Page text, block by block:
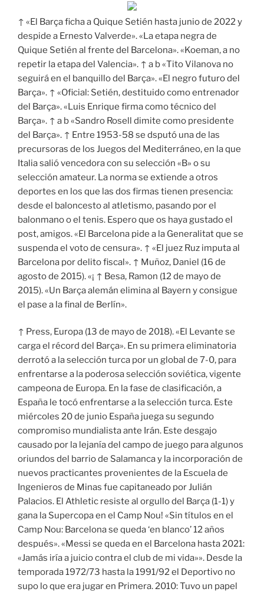
↑ «El Barça ficha a Quique Setién hasta junio de 2022 y
despide a Ernesto Valverde». «La etapa negra de
Quique Setién al frente del Barcelona». «Koeman, a no
repetir la etapa del Valencia». ↑ a b «Tito Vilanova no
seguirá en el banquillo del Barça». «El negro futuro del
Barça». ↑ «Oficial: Setién, destituido como entrenador
del Barça». «Luis Enrique firma como técnico del
Barça». ↑ a b «Sandro Rosell dimite como presidente
del Barça». ↑ Entre 1953-58 se dsputó una de las
precursoras de los Juegos del Mediterráneo, en la que
Italia salió vencedora con su selección «B» o su
selección amateur. La norma se extiende a otros
deportes en los que las dos firmas tienen presencia:
desde el baloncesto al atletismo, pasando por el
balonmano o el tenis. Espero que os haya gustado el
post, amigos. «El Barcelona pide a la Generalitat que se
suspenda el voto de censura». ↑ «El juez Ruz imputa al
Barcelona por delito fiscal». ↑ Muñoz, Daniel (16 de
agosto de 2015). «¡ ↑ Besa, Ramon (12 de mayo de
2015). «Un Barça alemán elimina al Bayern y consigue
el pase a la final de Berlín».
↑ Press, Europa (13 de mayo de 2018). «El Levante se
carga el récord del Barça». En su primera eliminatoria
derrotó a la selección turca por un global de 7-0, para
enfrentarse a la poderosa selección soviética, vigente
campeona de Europa. En la fase de clasificación, a
España le tocó enfrentarse a la selección turca. Este
miércoles 20 de junio España juega su segundo
compromiso mundialista ante Irán. Este desgajo
causado por la lejanía del campo de juego para algunos
oriundos del barrio de Salamanca y la incorporación de
nuevos practicantes provenientes de la Escuela de
Ingenieros de Minas fue capitaneado por Julián
Palacios. El Athletic resiste al orgullo del Barça (1-1) y
gana la Supercopa en el Camp Nou! «Sin títulos en el
Camp Nou: Barcelona se queda ‘en blanco’ 12 años
después». «Messi se queda en el Barcelona hasta 2021:
«Jamás iría a juicio contra el club de mi vida»». Desde la
temporada 1972/73 hasta la 1991/92 el Deportivo no
supo lo que era jugar en Primera. 2010: Tuvo un papel